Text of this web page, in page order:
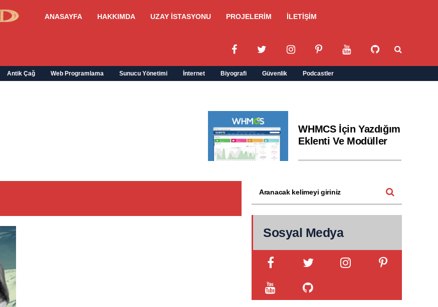
ANASAYFA HAKKIMDA UZAY İSTASYONU PROJELERİM İLETİŞİM
Antik Çağ Web Programlama Sunucu Yönetimi İnternet Biyografi Güvenlik Podcastler
WHMCS İçin Yazdığım
Eklenti Ve Modüller
Sosyal Medya